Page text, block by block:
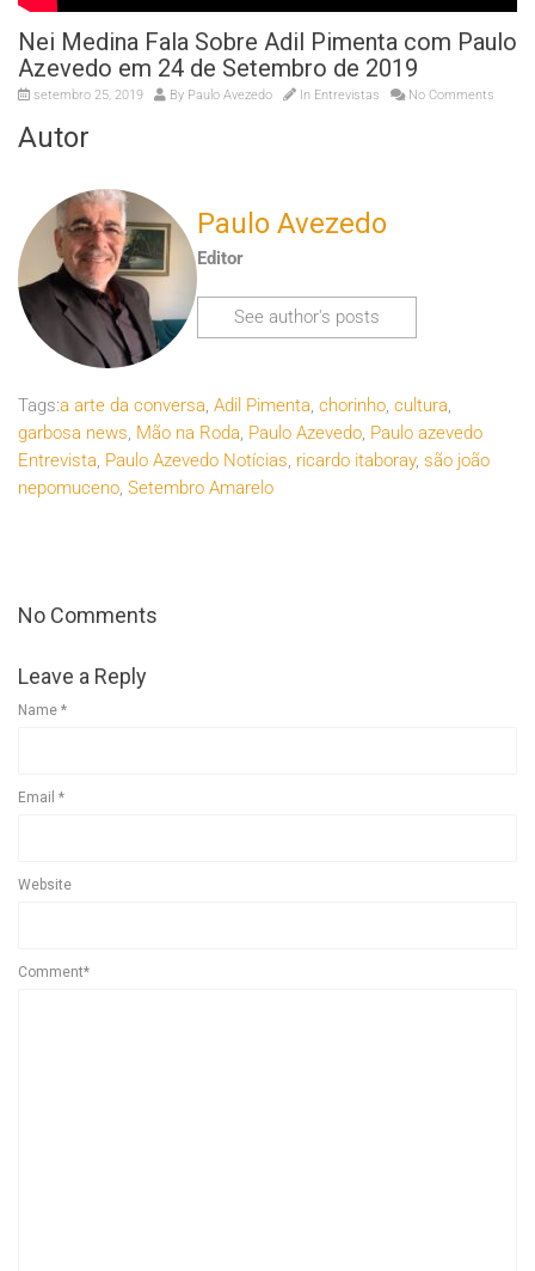
Nei Medina Fala Sobre Adil Pimenta com Paulo
Azevedo em 24 de Setembro de 2019
setembro 25, 2019 By Paulo Avezedo In Entrevistas No Comments
Autor
Paulo Avezedo
Editor
See author's posts
Tags:a arte da conversa, Adil Pimenta, chorinho, cultura,
garbosa news, Mão na Roda, Paulo Azevedo, Paulo azevedo
Entrevista, Paulo Azevedo Notícias, ricardo itaboray, são joão
nepomuceno, Setembro Amarelo
No Comments
Leave a Reply
Name *
Email *
Website
Comment*